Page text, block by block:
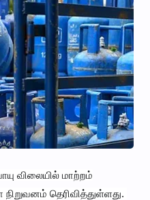
விலையில் மாற்றம்
தெரிவித்துள்ளது.